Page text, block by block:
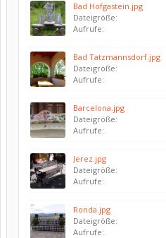
Bad Hofgastein.jpg
Dateigröße:
Aufrufe:
Bad Tatzmannsdorf.jpg
Dateigröße:
Aufrufe:
Barcelona.jpg
Dateigröße:
Aufrufe:
Jerez.jpg
Dateigröße:
Aufrufe:
Ronda.jpg
Dateigröße:
Aufrufe: